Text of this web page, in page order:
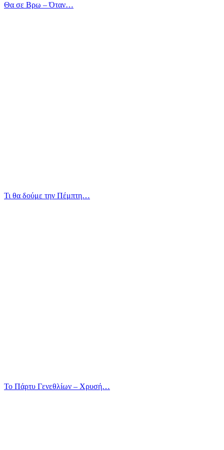
Θα σε Βρω – Όταν…
Τι θα δούμε την Πέμπτη…
Το Πάρτυ Γενεθλίων – Χρυσή…